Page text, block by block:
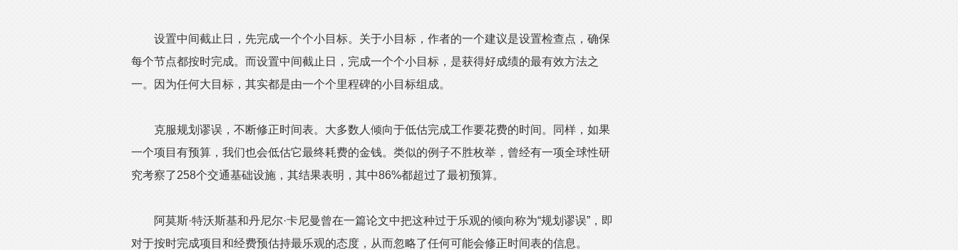
设置中间截止日，先完成一个个小目标。关于小目标，作者的一个建议是设置检查点，确保
每个节点都按时完成。而设置中间截止日，完成一个个小目标，是获得好成绩的最有效方法之
一。因为任何大目标，其实都是由一个个里程碑的小目标组成。
克服规划谬误，不断修正时间表。大多数人倾向于低估完成工作要花费的时间。同样，如果
一个项目有预算，我们也会低估它最终耗费的金钱。类似的例子不胜枚举，曾经有一项全球性研
究考察了258个交通基础设施，其结果表明，其中86%都超过了最初预算。
阿莫斯·特沃斯基和丹尼尔·卡尼曼曾在一篇论文中把这种过于乐观的倾向称为“规划谬误”，即
对于按时完成项目和经费预估持最乐观的态度，从而忽略了任何可能会修正时间表的信息。